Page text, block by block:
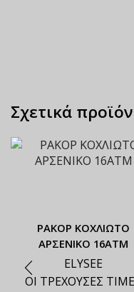
Σχετικά
ΡΑΚΟΡ ΚΟΧΛΙΩΤΟ
ΑΡΣΕΝΙΚΟ 16ΑΤΜ
ELYSEE
ΟΙ ΤΡΕΧΟΥΣΕΣ